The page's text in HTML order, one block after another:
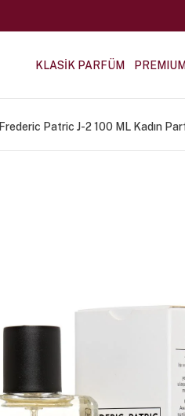
KLASİK PARFÜM
Frederic Patric J-2 100 ML Kadın